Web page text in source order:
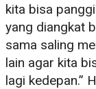
kita bisa
yang diangkat
sama saling
lain agar kita
lagi kedepan.”